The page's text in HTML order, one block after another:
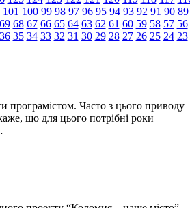
101 100 99 98 97 96 95 94 93 92 91 90 89
69 68 67 66 65 64 63 62 61 60 59 58 57 56
36 35 34 33 32 31 30 29 28 27 26 25 24 23
програмістом. Часто з цього приводу
що для цього потрібні роки